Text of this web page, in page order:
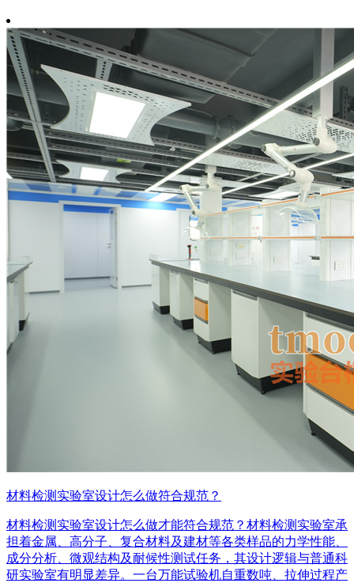
材料检测实验室设计怎么做符合规范？
材料检测实验室设计怎么做才能符合规范？材料检测实验室承
担着金属、高分子、复合材料及建材等各类样品的力学性能、
成分分析、微观结构及耐候性测试任务，其设计逻辑与普通科
研实验室有明显差异。一台万能试验机自重数吨、拉伸过程产